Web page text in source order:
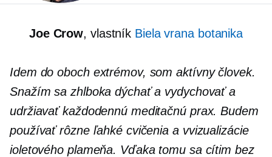
Joe Crow, vlastník Biela vrana botanika
Idem do oboch extrémov, som aktívny človek.
Snažím sa zhlboka dýchať a vydychovať a
udržiavať každodennú meditačnú prax. Budem
používať rôzne ľahké cvičenia a vvizualizácie
ioletového plameňa. Vďaka tomu sa cítim bez